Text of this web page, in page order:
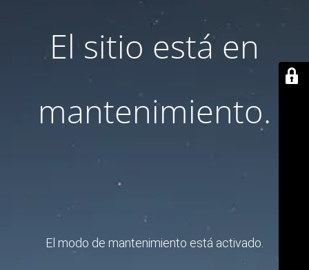
El sitio está en
mantenimiento.
El modo de mantenimiento está activado.